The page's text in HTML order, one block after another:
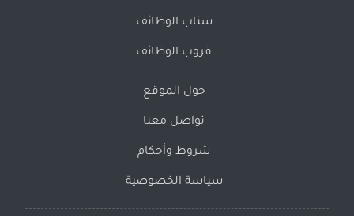
سناب الوظائف
قروب الوظائف
حول الموقع
تواصل معنا
شروط وأحكام
سياسة الخصوصية